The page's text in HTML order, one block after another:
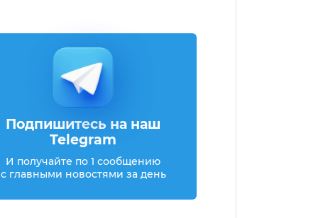
Подпишитесь на наш
Telegram
И получайте по 1 сообщению
с главными новостями за день